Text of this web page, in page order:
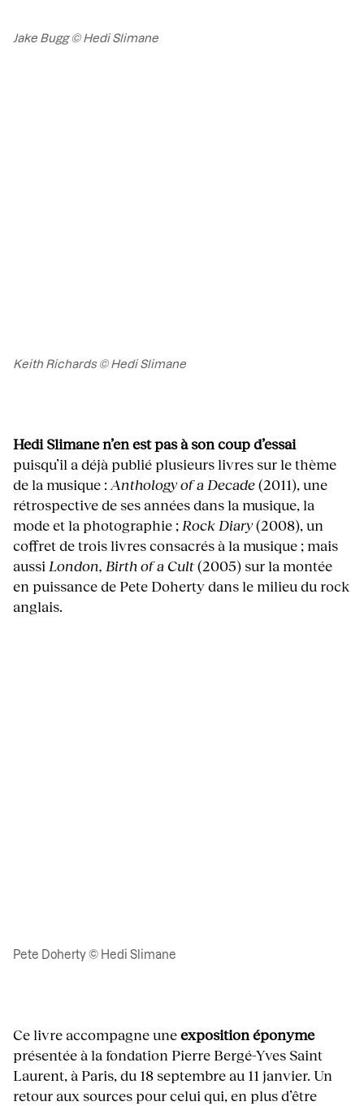
Jake Bugg © Hedi Slimane
Keith Richards © Hedi Slimane
Hedi Slimane n’en est pas à son coup d’essai
puisqu’il a déjà publié plusieurs livres sur le thème
de la musique :Anthology of a Decade(2011), une
rétrospective de ses années dans la musique, la
mode et la photographie ;Rock Diary(2008), un
coffret de trois livres consacrés à la musique ; mais
aussiLondon, Birth of a Cult(2005) sur la montée
en puissance de Pete Doherty dans le milieu du rock
anglais.
Pete Doherty © Hedi Slimane
Ce livre accompagne uneexposition éponyme
présentée à la fondation Pierre Bergé-Yves Saint
Laurent, à Paris, du 18 septembre au 11 janvier. Un
retour aux sources pour celui qui, en plus d’être